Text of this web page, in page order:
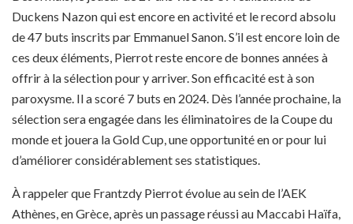
Duckens Nazon qui est encore en activité et le record absolu
de 47 buts inscrits par Emmanuel Sanon. S’il est encore loin de
ces deux éléments, Pierrot reste encore de bonnes années à
offrir à la sélection pour y arriver. Son efficacité est à son
paroxysme. Il a scoré 7 buts en 2024. Dès l’année prochaine, la
sélection sera engagée dans les éliminatoires de la Coupe du
monde et jouera la Gold Cup, une opportunité en or pour lui
d’améliorer considérablement ses statistiques.
À rappeler que Frantzdy Pierrot évolue au sein de l’AEK
Athènes, en Grèce, après un passage réussi au Maccabi Haïfa,